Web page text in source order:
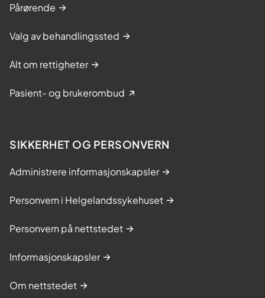
Pårørende
Valg av behandlingssted
Alt om rettigheter
Pasient- og brukerombud
SIKKERHET OG PERSONVERN
Administrere informasjonskapsler
Personvern i Helgelandssykehuset
Personvern på nettstedet
Informasjonskapsler
Om nettstedet